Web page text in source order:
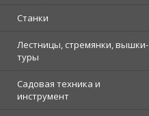
Станки
Лестницы, стремянки, вышки-
туры
Садовая техника и
инструмент